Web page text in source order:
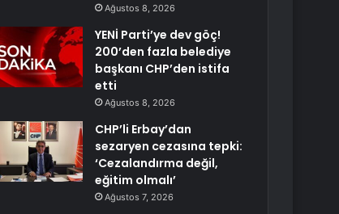
Ağustos 8, 2026
YENİ Parti’ye dev göç!
200’den fazla belediye
başkanı CHP’den istifa
etti
Ağustos 8, 2026
CHP’li Erbay’dan
sezaryen cezasına tepki:
‘Cezalandırma değil,
eğitim olmalı’
Ağustos 7, 2026